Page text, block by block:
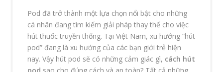
Pod đã trở thành một lựa chọn nổi bật cho những
cá nhân đang tìm kiếm giải pháp thay thế cho việc
hút thuốc truyền thống. Tại Việt Nam, xu hướng “hút
pod” đang là xu hướng của các bạn giới trẻ hiện
nay. Vậy hút pod sẽ có những cảm giác gì, cách hút
pod sao cho đúng cách và an toàn? Tất cả những